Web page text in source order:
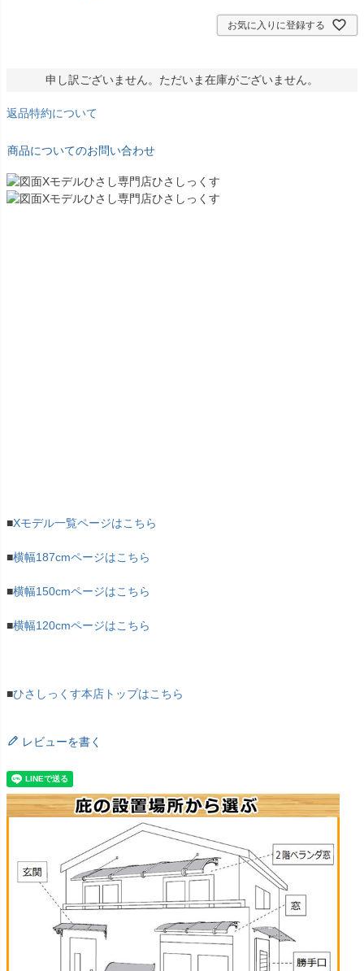
お気に入りに登録する
申し訳ございません。ただいま在庫がございません。
返品特約について
商品についてのお問い合わせ
■Xモデル一覧ページはこちら
■横幅187cmページはこちら
■横幅150cmページはこちら
■横幅120cmページはこちら
■ひさしっくす本店トップはこちら
レビューを書く